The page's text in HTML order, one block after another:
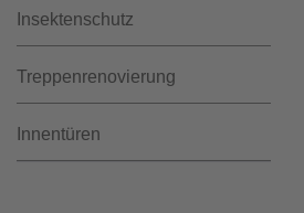
Insektenschutz
Treppenrenovierung
Innentüren